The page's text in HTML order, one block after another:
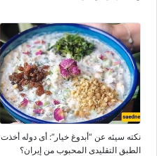
نکته سیئه عن “أبدوغ خیار”: أی دوله أخذت
الطبق التقلیدی المحبوب من إیران؟